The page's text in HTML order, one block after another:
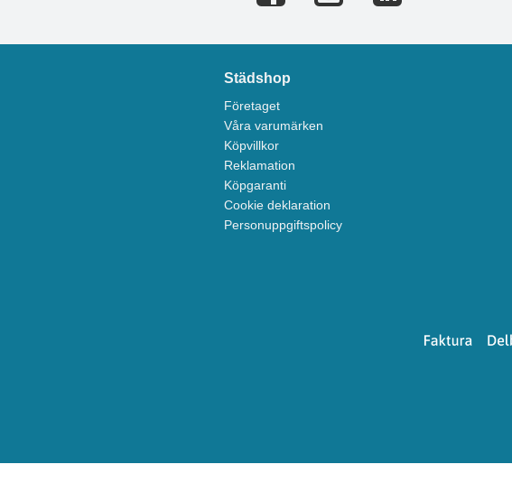
Städshop
Företaget
Våra varumärken
Köpvillkor
Reklamation
Köpgaranti
Cookie deklaration
Personuppgiftspolicy